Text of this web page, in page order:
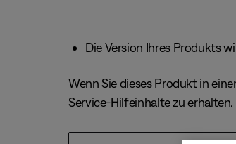
Die Version Ihres Produkts
Wenn Sie dieses Produkt in
Service-Hilfeinhalte zu erhalten.